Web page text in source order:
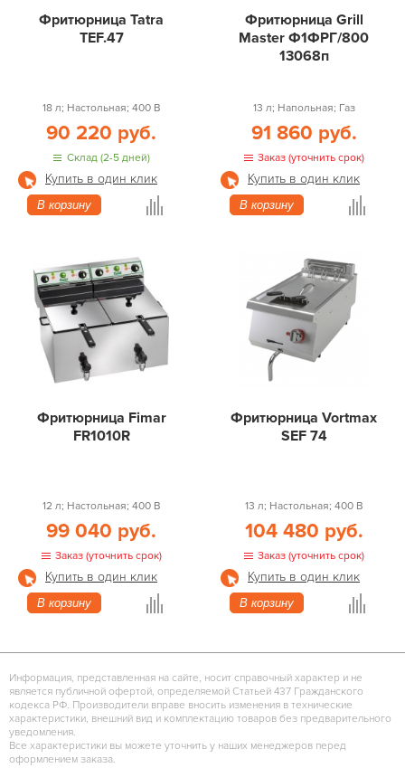
Фритюрница Tatra
TEF.47
18 л; Настольная; 400 В
90 220 руб.
Склад (2-5 дней)
Купить в один клик
В корзину
Фритюрница Grill
Master Ф1ФРГ/800
13068п
13 л; Напольная; Газ
91 860 руб.
Заказ (уточнить срок)
Купить в один клик
В корзину
Фритюрница Fimar
FR1010R
12 л; Настольная; 400 В
99 040 руб.
Заказ (уточнить срок)
Купить в один клик
В корзину
Фритюрница Vortmax
SEF 74
13 л; Настольная; 400 В
104 480 руб.
Заказ (уточнить срок)
Купить в один клик
В корзину
Информация, представленная на сайте, носит справочный характер и не
является публичной офертой, определяемой Статьей 437 Гражданского
кодекса РФ. Производители вправе вносить изменения в технические
характеристики, внешний вид и комплектацию товаров без предварительного
уведомления.
Все характеристики вы можете уточнить у наших менеджеров перед
оформлением заказа.